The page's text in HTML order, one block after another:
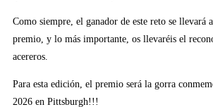
Como siempre, el ganador de este reto se llevará
premio, y lo más importante, os llevaréis el
acereros.
Para esta edición, el premio será la gorra
2026 en Pittsburgh!!!